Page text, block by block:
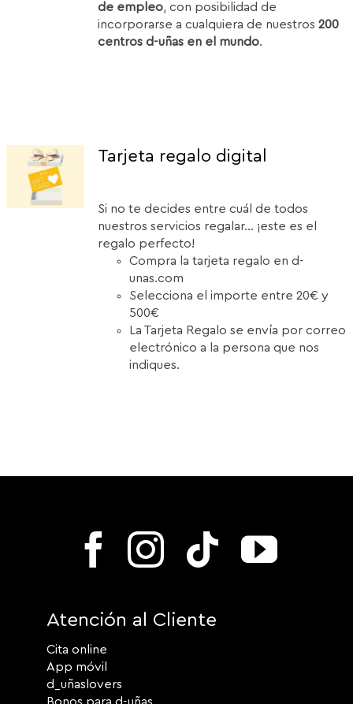
de empleo, con posibilidad de
incorporarse a cualquiera de nuestros200
centros d-uñas en el mundo.
Tarjeta regalo digital
Si no te decides entre cuál de todos
nuestros servicios regalar... ¡este es el
regalo perfecto!
Compra la tarjeta regalo en d-
unas.com
Selecciona el importe entre 20€ y
500€
La Tarjeta Regalo se envía por correo
electrónico a la persona que nos
indiques.
Atención al Cliente
Cita online
App móvil
d_uñaslovers